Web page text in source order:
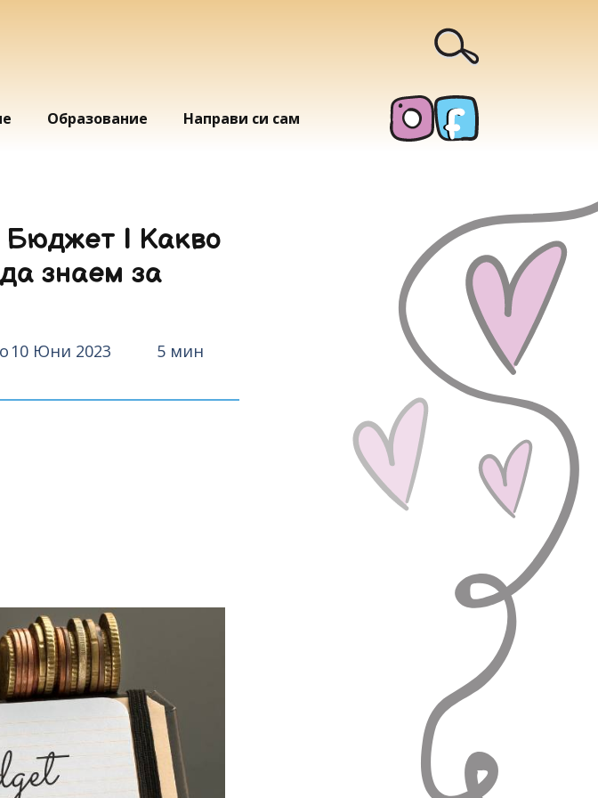
Образование Направи си сам
| Какво
знаем за
10 Юни 2023 5 мин